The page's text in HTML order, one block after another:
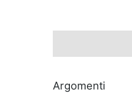
Argomenti